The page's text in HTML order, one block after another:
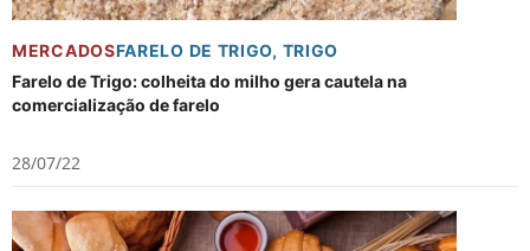
MERCADOSFARELO DE TRIGO, TRIGO
Farelo de Trigo: colheita do milho gera cautela na
comercialização de farelo
28/07/22